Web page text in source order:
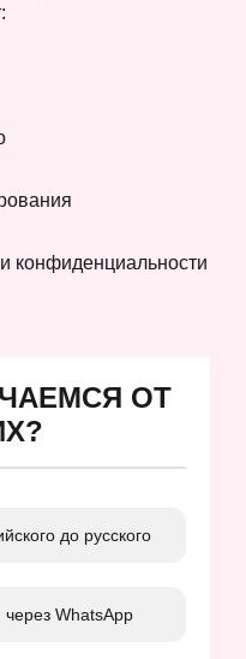
конфиденциальности
ОТ
до русского
WhatsApp